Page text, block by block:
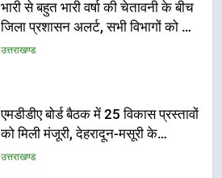
एमडीडीए बोर्ड बैठक में 25 विकास प्रस्तावों
को मिली मंजूरी, देहरादून-मसूरी के
नियोजित विकास को मिलेगी रफ्तार
उत्तराखण्ड
मुख्यमंत्री पुष्कर सिंह धामी के दिशा-निर्देशों
में पीएम आवास योजना (शहरी) की प्रगति
की हुई समीक्षा
उत्तराखण्ड